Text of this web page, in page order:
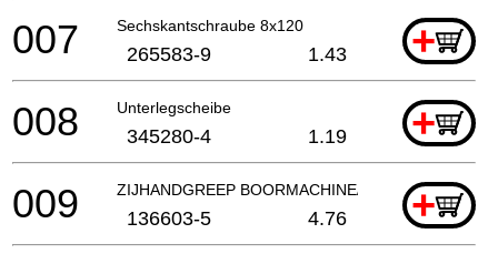
Sechskantschraube 8x120 +
007 265583-9 1.43
Unterlegscheibe +
008 345280-4 1.19
ZIJHANDGREEP BOORMACHINE/COMBIHAMER
+
009 136603-5 4.76